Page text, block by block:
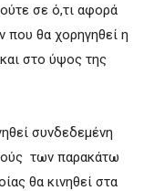
σε ό,τι αφορά
που θα χορηγηθεί η
στο ύψος της
συνδεδεμένη
των παρακάτω
θα κινηθεί στα